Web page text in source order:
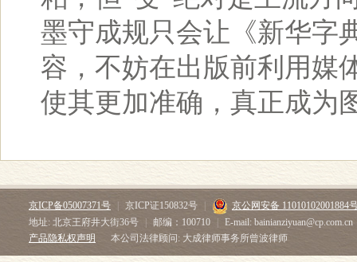
墨守成规只会让《新华字
容，不妨在出版前利用媒
使其更加准确，真正成为
京ICP备05007371号 京ICP证150832号
京公网安备 11010102001884
地址: 北京王府井大街36号
邮编：100710
E-mail: bainianziyuan@cp.com.cn
产品隐私权声明
本公司法律顾问: 大成律师事务所曾波律师